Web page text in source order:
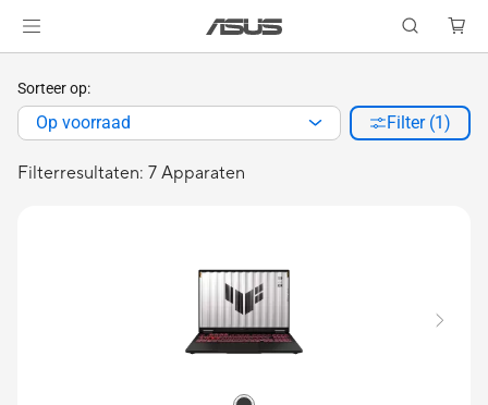
Filterresultaten: 7 Apparaten
Sorteer op:
Op voorraad Filter (1)